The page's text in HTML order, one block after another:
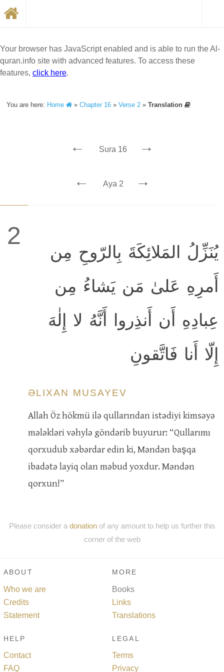
Your browser has JavaScript enabled and is able to run the Al-
quran.info site with advanced features. To access these
features, click here.
You are here: Home »Chapter 16 »Verse 2 »Translation
← Sura 16 →
← Aya 2 →
2
يُنَزِّلُ المَلائِكَةَ بِالرّوحِ مِن
أَمرِهِ عَلىٰ مَن يَشاءُ مِن
عِبادِهِ أَن أَنذِروا أَنَّهُ لا إِلٰهَ
إِلّا أَنا فَاتَّقونِ
ƏLIXAN MUSAYEV
Allah Öz hökmü ilə qullarından istədiyi kimsəyə
mələkləri vəhylə göndərib buyurur: “Qullarımı
qorxudub xəbərdar edin ki, Məndən başqa
ibadətə layiq olan məbud yoxdur. Məndən
qorxun!”
Please consider a donationof any amount to help us further this
corner of the web
ABOUT
Who we are
Credits
Statement
MORE
Books
Links
Translations
HELP
Contact
FAQ
LEGAL
Terms
Privacy